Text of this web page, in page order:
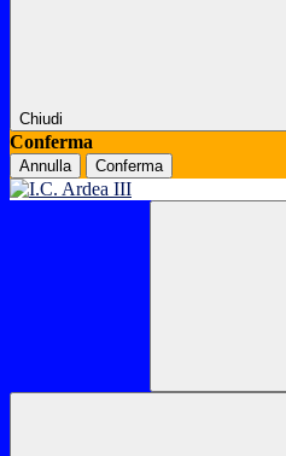
Chiudi
Conferma
Annulla Conferma